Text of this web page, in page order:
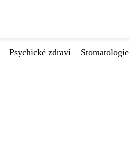
Psychické zdraví
Stomatologie